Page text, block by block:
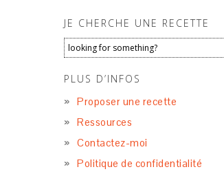
JE CHERCHE UNE RECETTE
PLUS D’INFOS
Proposer une recette
Ressources
Contactez-moi
Politique de confidentialité